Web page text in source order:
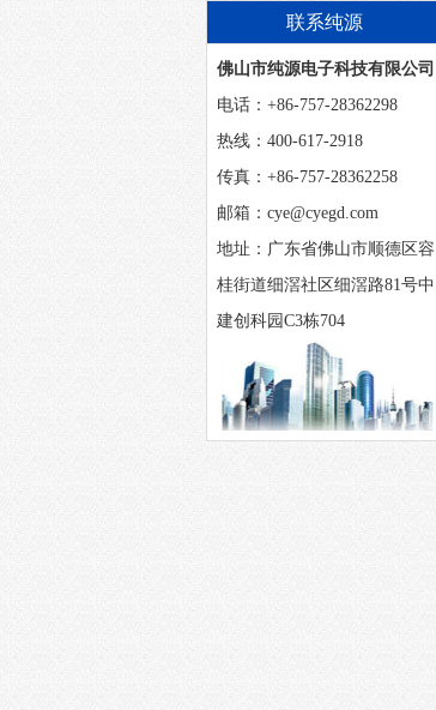
联系纯源
佛山市纯源电子科技有限公司
电话：+86-757-28362298
热线：400-617-2918
传真：+86-757-28362258
邮箱：cye@cyegd.com
地址：广东省佛山市顺德区容
桂街道细滘社区细滘路81号中
建创科园C3栋704